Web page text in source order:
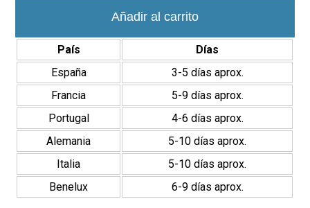
Brillante
Añadir al carrito
País
Días
España
3-5 días aprox.
Francia
5-9 días aprox.
Portugal
4-6 días aprox.
Alemania
5-10 días aprox.
Italia
5-10 días aprox.
Benelux
6-9 días aprox.